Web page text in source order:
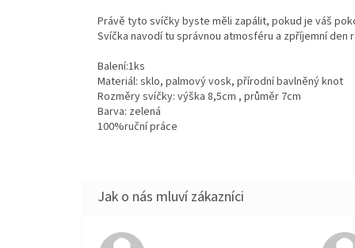
Právě tyto svíčky byste měli zapálit, pokud je váš
Svíčka navodí tu správnou atmosféru a zpříjemní den
Balení:1ks
Materiál: sklo, palmový vosk, přírodní bavlněný knot
Rozměry svíčky: výška 8,5cm , průměr 7cm
Barva: zelená
100%ruční práce